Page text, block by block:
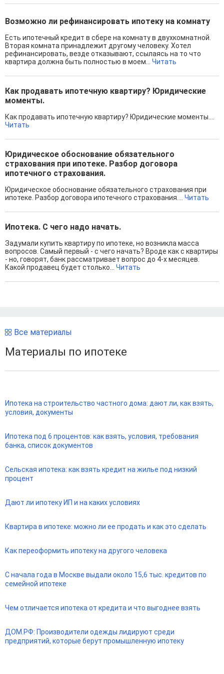
Возможно ли рефинансировать ипотеку на комнату
Есть ипотечный кредит в сбере на комнату в двухкомнатной.
Вторая комната принадлежит другому человеку. Хотел
рефинансировать, везде отказывают, ссылаясь на то что
квартира должна быть полностью в моем... Читать
Как продавать ипотечную квартиру? Юридические
моменты.
Как продавать ипотечную квартиру? Юридические моменты....
Читать
Юридическое обоснование обязательного
страхования при ипотеке. Разбор договора
ипотечного страхования.
Юридическое обоснование обязательного страхования при
ипотеке. Разбор договора ипотечного страхования.... Читать
Ипотека. С чего надо начать.
Задумали купить квартиру по ипотеке, но возникла масса
вопросов. Самый первый - с чего начать? Вроде как с квартиры
- но, говорят, банк рассматривает вопрос до 4-х месяцев.
Какой продавец будет столько... Читать
Все материалы
Материалы по ипотеке
Ипотека на строительство частного дома: дают ли, как взять,
условия, документы
Ипотека под 6 процентов: как взять, условия, требования
банка, список документов
Сельская ипотека: как взять кредит на жилье под низкий
процент
Дают ли ипотеку ИП и на каких условиях
Квартира в ипотеке: можно ли ее продать и как это сделать
Как переоформить ипотеку на другого человека
С начала года в Москве выдали около 15,6 тыс. кредитов по
семейной ипотеке
Чем отличается ипотека от кредита и что выгоднее взять
ДОМ.РФ: Производители одежды лидируют среди
предприятий, которые берут промышленную ипотеку